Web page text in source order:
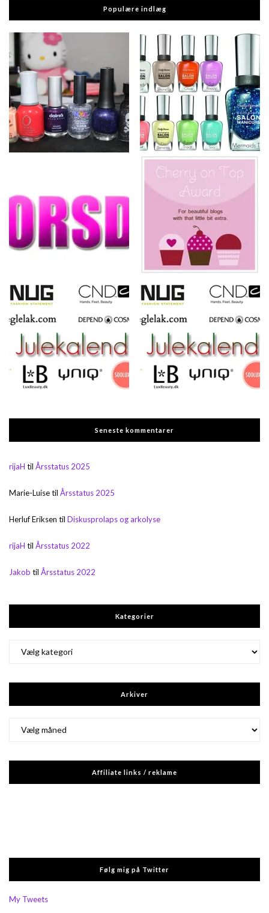
Populære indlæg
Seneste kommentarer
rijaH til Årsstatus 2025
Marie-Luisetil Årsstatus 2025
Herluf Eriksen til Diskusprolaps og arkolyse
rijaH til Årsstatus 2022
Jakob til Årsstatus 2022
Kategorier
Arkiver
Affiliate links / reklame
Følg mig på Twitter
My Tweets